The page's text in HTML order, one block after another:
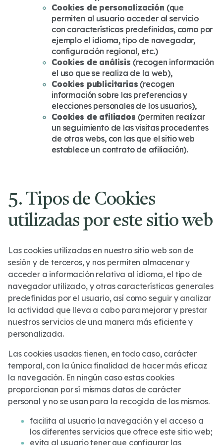
Cookies de personalización (que
permiten al usuario acceder al servicio
con características predefinidas, como por
ejemplo el idioma, tipo de navegador,
configuración regional, etc.)
Cookies de análisis (recogen información
el uso que se realiza de la web),
Cookies publicitarias (recogen
información sobre las preferencias y
elecciones personales de los usuarios),
Cookies de afiliados (permiten realizar
un seguimiento de las visitas procedentes
de otras webs, con las que el sitio web
establece un contrato de afiliación).
5. Tipos de Cookies
utilizadas por este sitio web
Las cookies utilizadas en nuestro sitio web son de
sesión y de terceros, y nos permiten almacenar y
acceder a información relativa al idioma, el tipo de
navegador utilizado, y otras características generales
predefinidas por el usuario, así como seguir y analizar
la actividad que lleva a cabo para mejorar y prestar
nuestros servicios de una manera más eficiente y
personalizada.
Las cookies usadas tienen, en todo caso, carácter
temporal, con la única finalidad de hacer más eficaz
la navegación. En ningún caso estas cookies
proporcionan por sí mismas datos de carácter
personal y no se usan para la recogida de los mismos.
facilita al usuario la navegación y el acceso a
los diferentes servicios que ofrece este sitio web;
evita al usuario tener que configurar las